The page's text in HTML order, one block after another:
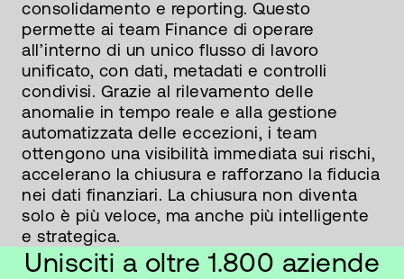
consolidamento e reporting. Questo
permette ai team Finance di operare
all’interno di un unico flusso di lavoro
unificato, con dati, metadati e controlli
condivisi. Grazie al rilevamento delle
anomalie in tempo reale e alla gestione
automatizzata delle eccezioni, i team
ottengono una visibilità immediata sui rischi,
accelerano la chiusura e rafforzano la fiducia
nei dati finanziari. La chiusura non diventa
solo è più veloce, ma anche più intelligente
e strategica.
Unisciti a oltre 1.800 aziende